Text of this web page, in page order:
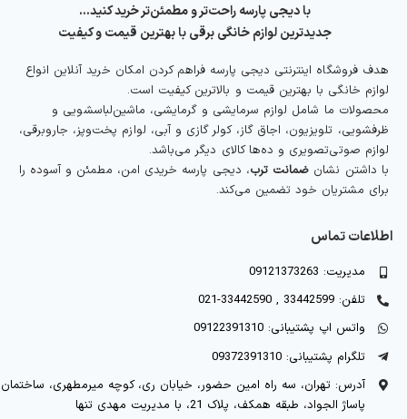
با دیجی پارسه راحت‌تر و مطمئن‌تر خرید کنید…
جدیدترین لوازم خانگی برقی با بهترین قیمت و کیفیت
هدف فروشگاه اینترنتی دیجی پارسه فراهم کردن امکان خرید آنلاین انواع
لوازم خانگی با بهترین قیمت و بالاترین کیفیت است.
محصولات ما شامل لوازم سرمایشی و گرمایشی، ماشین‌لباسشویی و
ظرفشویی، تلویزیون، اجاق گاز، کولر گازی و آبی، لوازم پخت‌وپز، جاروبرقی،
لوازم صوتی‌تصویری و ده‌ها کالای دیگر می‌باشد.
با داشتن نشان ضمانت ترب، دیجی پارسه خریدی امن، مطمئن و آسوده را
برای مشتریان خود تضمین می‌کند.
اطلاعات تماس
مدیریت: 09121373263
تلفن: 33442599 , 33442590-021
واتس اپ پشتیبانی: 09122391310
تلگرام پشتیبانی: 09372391310
آدرس: تهران، سه راه امین حضور، خیابان ری، کوچه میرمطهری، ساختمان
پاساژ الجواد، طبقه همکف، پلاک 21، با مدیریت مهدی تنها